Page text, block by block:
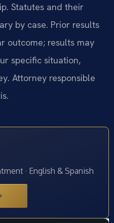
Statutes and their
by case. Prior results
outcome; results may
specific situation,
Attorney responsible
· English & Spanish